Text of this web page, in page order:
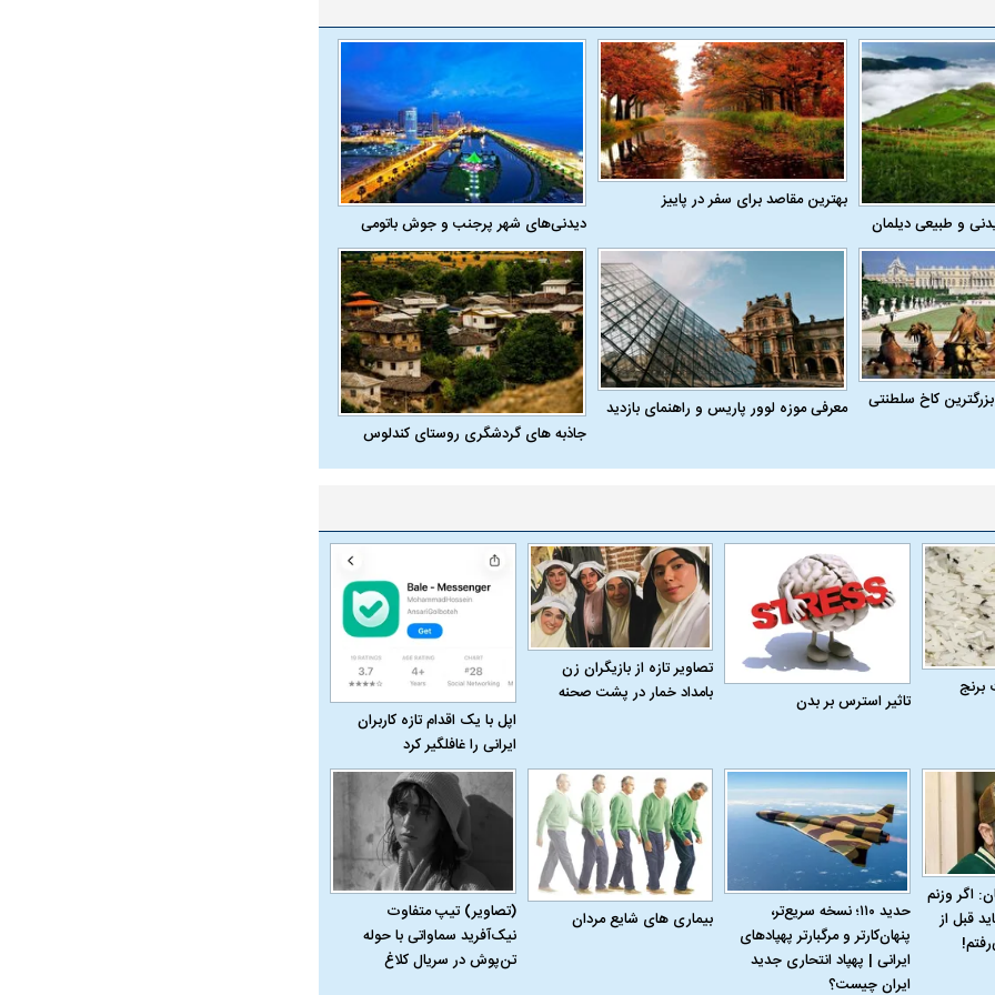
و طبیعی دیلمان
بهترین مقاصد برای سفر در پاییز
دیدنی‌های شهر پرجنب و جوش باتومی
کاخ سلطنتی
معرفی موزه لوور پاریس و راهنمای بازدید
جاذبه های گردشگری روستای کندلوس
برنج
تاثیر استرس بر بدن
تصاویر تازه از بازیگران زن
بامداد خمار در پشت صحنه
اپل با یک اقدام تازه کاربران
ایرانی را غافلگیر کرد
اگر وزنم
قبل از
حدید ۱۱۰؛ نسخه سریع‌تر،
پنهان‌کارتر و مرگبارتر پهپادهای
ایرانی | پهپاد انتحاری جدید
ایران چیست؟
بیماری‌ های شایع مردان
(تصاویر) تیپ متفاوت
نیک‌آفرید سماواتی با حوله
تن‌پوش در سریال کلاغ
یک سلسله |
شاه در ایران
ریشه‌های عزاداری ماه محرم در فرهنگ
و تاریخ ایران
عزاداری ماه محرم در دوران قاجار چگونه
انجام می‌شد؟
درباره
ببینید| انیمیشن لگویی حمله به کویت با
جنگنده اف-۵
ببینید| نظر متفاوت سینا حجازی درباره
گوگوش خبرساز شد
علت تنگی نفس و راه های درمان آن
دلیل علاقه برخی افراد به فال و طالع‌بینی
چیست؟
تاثیر استرس بر بدن